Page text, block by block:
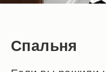
Спальня